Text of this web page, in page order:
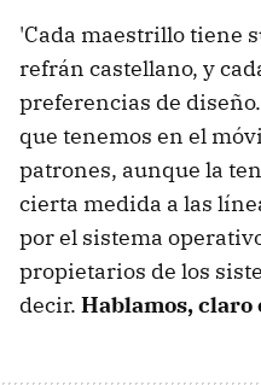
'Cada maestrillo tiene
refrán castellano, y
preferencias de
que tenemos en el
patrones, aunque la
cierta medida a las
por el sistema
propietarios de los
decir. Hablamos, claro